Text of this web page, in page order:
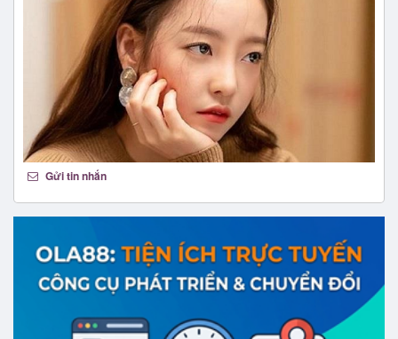
Gửi tin nhắn